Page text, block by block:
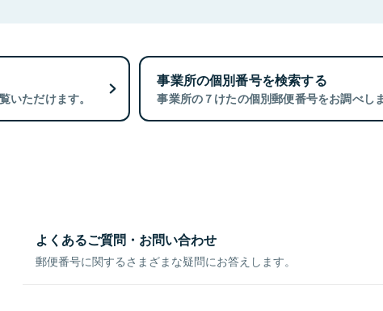
いただけます。
事業所の個別番号を検索する
事業所の７けたの個別郵便番号をお調べしま
よくあるご質問・お問い合わせ
郵便番号に関するさまざまな疑問にお答えします。